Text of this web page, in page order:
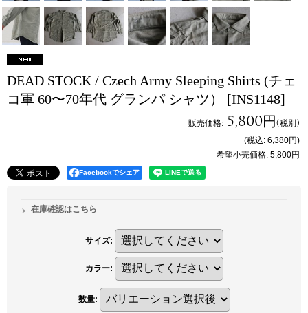
DEAD STOCK / Czech Army Sleeping Shirts (チェ
コ軍 60〜70年代 グランパ シャツ） [INS1148]
販売価格: 5,800円(税別)
(税込: 6,380円)
希望小売価格: 5,800円
Facebookでシェア
在庫確認はこちら
サイズ:
カラー:
数量: